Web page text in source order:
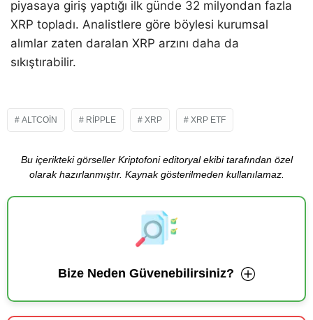
piyasaya giriş yaptığı ilk günde 32 milyondan fazla
XRP topladı. Analistlere göre böylesi kurumsal
alımlar zaten daralan XRP arzını daha da
sıkıştırabilir.
ALTCOIN RIPPLE XRP XRP ETF
Bu içerikteki görseller Kriptofoni editoryal ekibi tarafından özel
olarak hazırlanmıştır. Kaynak gösterilmeden kullanılamaz.
Bize Neden Güvenebilirsiniz?